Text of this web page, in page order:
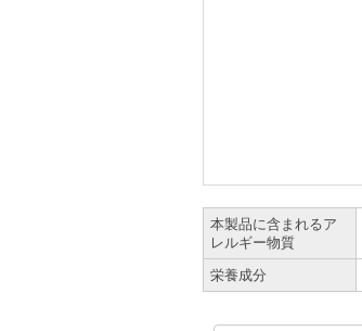
本製品に含まれるア
レルギー物質
栄養成分